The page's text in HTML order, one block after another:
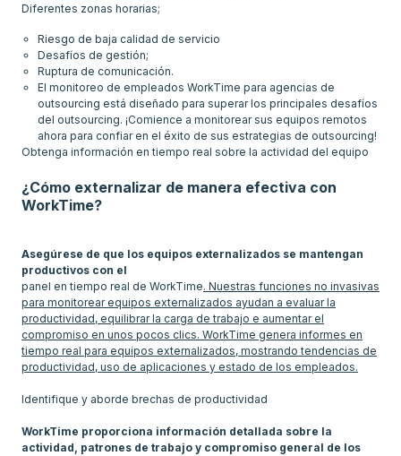
Diferentes zonas horarias;
Riesgo de baja calidad de servicio
Desafíos de gestión;
Ruptura de comunicación.
El monitoreo de empleados WorkTime para agencias de
outsourcing está diseñado para superar los principales desafíos
del outsourcing. ¡Comience a monitorear sus equipos remotos
ahora para confiar en el éxito de sus estrategias de outsourcing!
Obtenga información en tiempo real sobre la actividad del equipo
¿Cómo externalizar de manera efectiva con
WorkTime?
Asegúrese de que los equipos externalizados se mantengan
productivos con el
panel en tiempo real de WorkTime. Nuestras funciones no invasivas
para monitorear equipos externalizados ayudan a evaluar la
productividad, equilibrar la carga de trabajo e aumentar el
compromiso en unos pocos clics. WorkTime genera informes en
tiempo real para equipos externalizados, mostrando tendencias de
productividad, uso de aplicaciones y estado de los empleados.
Identifique y aborde brechas de productividad
WorkTime proporciona información detallada sobre la
actividad, patrones de trabajo y compromiso general de los